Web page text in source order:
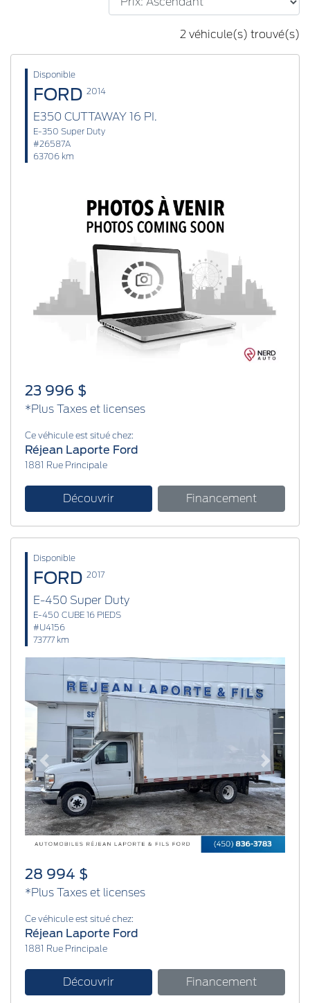
2 véhicule(s) trouvé(s)
Disponible
FORD 2014
E350 CUTTAWAY 16 PI.
E-350 Super Duty
#26587A
63706 km
23 996 $
*Plus Taxes et licenses
Ce véhicule est situé chez:
Réjean Laporte Ford
1881 Rue Principale
Découvrir Financement
Disponible
FORD 2017
E-450 Super Duty
E-450 CUBE 16 PIEDS
#U4156
73777 km
Previous Next
28 994 $
*Plus Taxes et licenses
Ce véhicule est situé chez:
Réjean Laporte Ford
1881 Rue Principale
Découvrir Financement